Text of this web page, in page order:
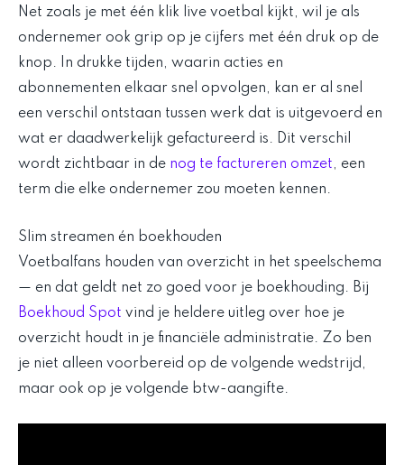
Net zoals je met één klik live voetbal kijkt, wil je als
ondernemer ook grip op je cijfers met één druk op de
knop. In drukke tijden, waarin acties en
abonnementen elkaar snel opvolgen, kan er al snel
een verschil ontstaan tussen werk dat is uitgevoerd en
wat er daadwerkelijk gefactureerd is. Dit verschil
wordt zichtbaar in de nog te factureren omzet, een
term die elke ondernemer zou moeten kennen.
Slim streamen én boekhouden
Voetbalfans houden van overzicht in het speelschema
— en dat geldt net zo goed voor je boekhouding. Bij
Boekhoud Spot vind je heldere uitleg over hoe je
overzicht houdt in je financiële administratie. Zo ben
je niet alleen voorbereid op de volgende wedstrijd,
maar ook op je volgende btw-aangifte.